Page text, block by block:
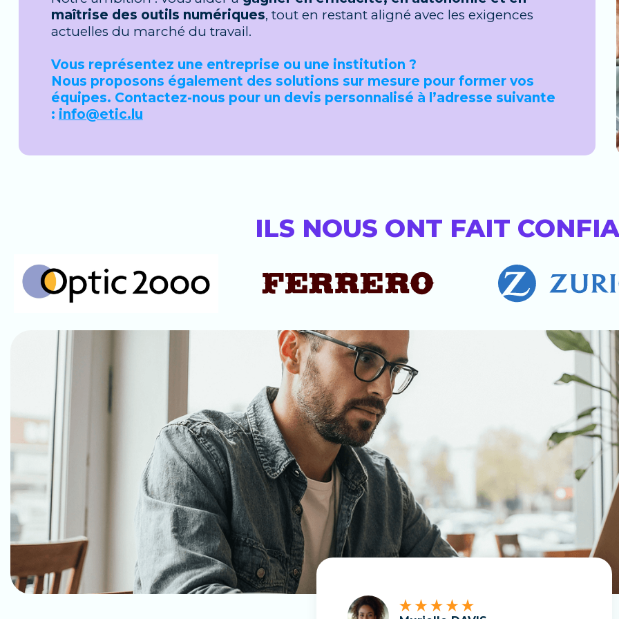
maîtrise des outils numériques, tout en restant aligné avec les exigences
actuelles du marché du travail.
Vous représentez une entreprise ou une institution ?
Nous proposons également des solutions sur mesure pour former vos
équipes. Contactez-nous pour un devis personnalisé à l’adresse suivante
: info@etic.lu
ILS NOUS ONT FAIT